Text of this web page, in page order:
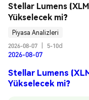
Stellar Lumens
Yükselecek mi?
Piyasa Analizleri
2026-08-07
5-10d
2026-08-07
Stellar Lumens
Yükselecek mi?